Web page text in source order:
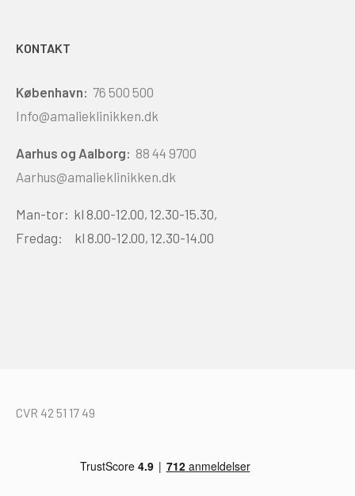
KONTAKT
København: 76 500 500
Info@amalieklinikken.dk
Aarhus og Aalborg: 88 44 9700
Aarhus@amalieklinikken.dk
Man-tor: kl 8.00-12.00, 12.30-15.30,
Fredag: kl 8.00-12.00, 12.30-14.00
CVR 42 51 17 49